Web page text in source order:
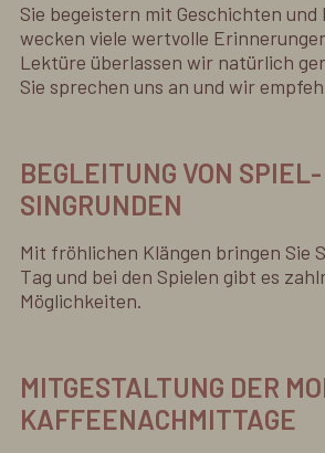
Sie begeistern mit Geschichten und
wecken viele wertvolle
Lektüre überlassen wir natürlich
Sie sprechen uns an und wir
BEGLEITUNG VON
SINGRUNDEN
Mit fröhlichen Klängen bringen Sie
Tag und bei den Spielen gibt es
Möglichkeiten.
MITGESTALTUNG DER
KAFFEENACHMITTAGE